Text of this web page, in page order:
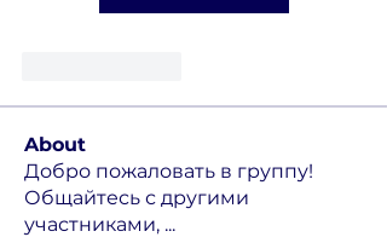
About
Добро пожаловать в группу!
Общайтесь с другими
участниками, ...